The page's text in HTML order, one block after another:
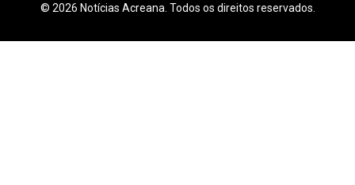
© 2026 Notícias Acreana. Todos os direitos reservados.